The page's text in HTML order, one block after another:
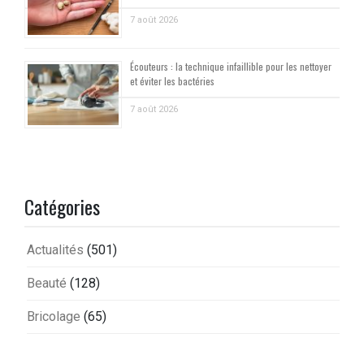
7 août 2026
Écouteurs : la technique infaillible pour les nettoyer
et éviter les bactéries
7 août 2026
Catégories
Actualités (501)
Beauté (128)
Bricolage (65)